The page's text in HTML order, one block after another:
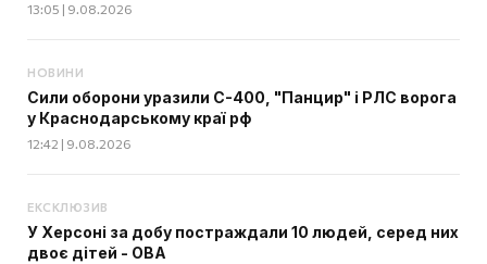
13:05 | 9.08.2026
НОВИНИ
Сили оборони уразили С-400, "Панцир" і РЛС ворога
у Краснодарському краї рф
12:42 | 9.08.2026
ЕКСКЛЮЗИВ
У Херсоні за добу постраждали 10 людей, серед них
двоє дітей - ОВА